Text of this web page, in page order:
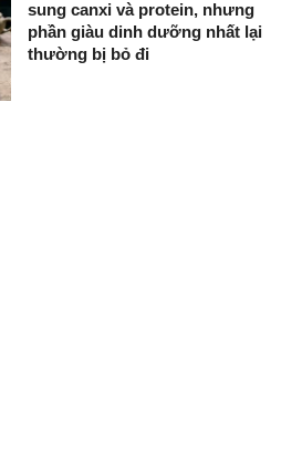
sung canxi và protein, nhưng
phần giàu dinh dưỡng nhất lại
thường bị bỏ đi